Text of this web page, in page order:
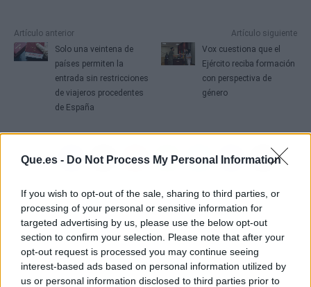
Que.es - Do Not Process My Personal Information
If you wish to opt-out of the sale, sharing to third parties, or
processing of your personal or sensitive information for
targeted advertising by us, please use the below opt-out
section to confirm your selection. Please note that after your
opt-out request is processed you may continue seeing
interest-based ads based on personal information utilized by
us or personal information disclosed to third parties prior to
Artículo anterior
Solo una veintena de
países permiten la
entrada sin restricciones
de viajeros procedentes
de España
Artículo siguiente
Vox cuestiona que el
Ejército reciba formación
con perspectiva de
género